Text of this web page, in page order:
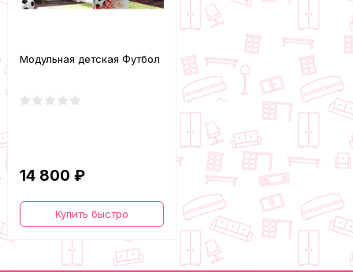
Модульная детская Футбол
14 800 ₽
Купить быстро